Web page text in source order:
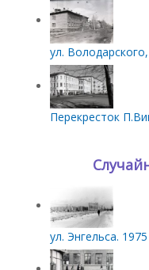
ул.
Перекресток
ул. Энгельса.